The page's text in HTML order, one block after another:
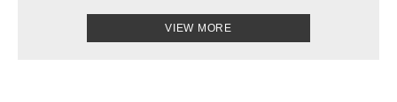
VIEW MORE